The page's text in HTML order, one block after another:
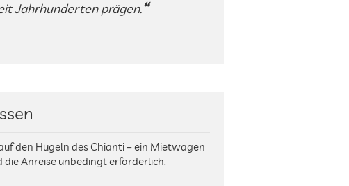
Jahrhunderten prägen.
den Hügeln des Chianti – ein Mietwagen
die Anreise unbedingt erforderlich.